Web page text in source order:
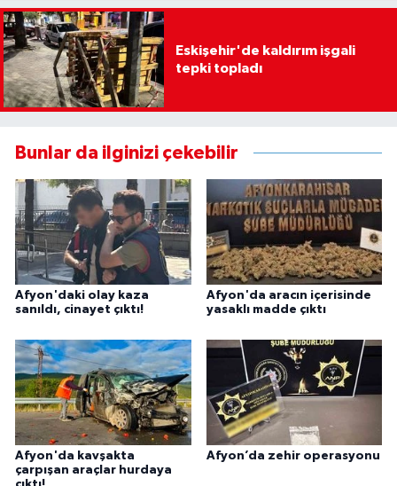
Eskişehir'de kaldırım işgali
tepki topladı
Bunlar da ilginizi çekebilir
Afyon'daki olay kaza
sanıldı, cinayet çıktı!
Afyon'da aracın içerisinde
yasaklı madde çıktı
Afyon'da kavşakta
çarpışan araçlar hurdaya
Afyon’da zehir operasyonu